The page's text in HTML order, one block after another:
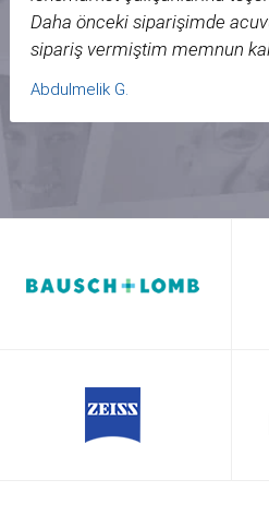
Daha önceki siparişimde
sipariş vermiştim memnun
değişir fakat benim göz
oldukça memnunum eğer
Abdulmelik G.